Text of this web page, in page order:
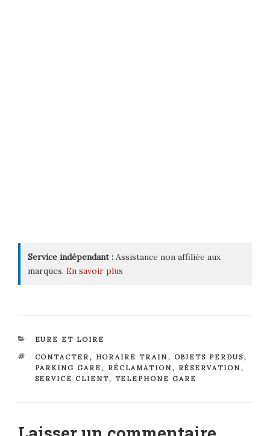
Service indépendant : Assistance non affiliée aux
marques. En savoir plus
CATÉGORIES
EURE ET LOIRE
ÉTIQUETTES
CONTACTER, HORAIRE TRAIN , OBJETS PERDUS,
PARKING GARE , RÉCLAMATION , RÉSERVATION ,
SERVICE CLIENT, TELEPHONE GARE